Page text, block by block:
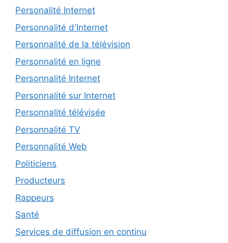
Personalité Internet
Personnalité d'Internet
Personnalité de la télévision
Personnalité en ligne
Personnalité Internet
Personnalité sur Internet
Personnalité télévisée
Personnalité TV
Personnalité Web
Politiciens
Producteurs
Rappeurs
Santé
Services de diffusion en continu